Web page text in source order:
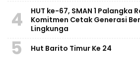
4
HUT ke-67, SMAN 1 Palangka
Komitmen Cetak Generasi
Lingkunga
5 Hut Barito Timur Ke 24